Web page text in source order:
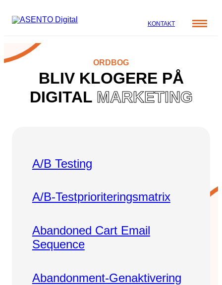
KONTAKT
Cases
Specialer
FÅ KORTLAGT DIN AI SYNLIGHED
PAID SOCIAL
Snapchat annoncering
LinkedIn annoncering
Pinterest annoncering
Viden
Blog
Whitepapers
Om os
ORDBOG
BLIV KLOGERE PÅ
DIGITAL MARKETING
A/B Testing
A/B-Testprioriteringsmatrix
Abandoned Cart Email
Sequence
Abandonment-Genaktivering